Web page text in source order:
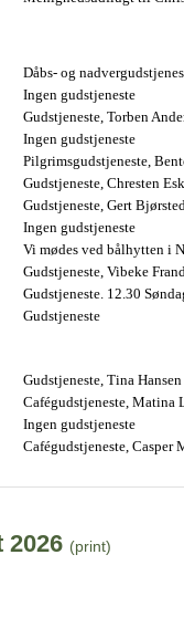
Dåbs- og
Ingen gudstjeneste
Gudstjeneste, Torben
Ingen gudstjeneste
Pilgrimsgudstjeneste,
Gudstjeneste, Chresten
Gudstjeneste, Gert
Ingen gudstjeneste
Vi mødes ved bålhytten i
Gudstjeneste, Vibeke
Gudstjeneste. 12.30
Gudstjeneste
Gudstjeneste, Tina Hansen
Cafégudstjeneste, Matina
Ingen gudstjeneste
Cafégudstjeneste, Casper
2026 (print)